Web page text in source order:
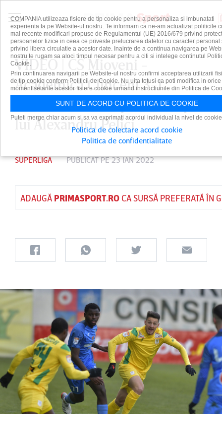
VIDEO | CS Mioveni -
Academica Clinceni 3-1.
Victorie crucială pentru trupa
lui Alexandru Pelici
SUPERLIGA PUBLICAT PE 23 IAN 2022
ADAUGĂ PRIMASPORT.ROCA SURSĂ PREFERATĂ ÎN
COMPANIA utilizeaza fisiere de tip cookie pentru a personaliza si imbunatati
experienta ta pe Website-ul nostru. Te informam ca ne-am actualizat politicile
mai recente modificari propuse de Regulamentul (UE) 2016/679 privind
persoanelor fizice in ceea ce priveste prelucrarea datelor cu caracter personal
privind libera circulatie a acestor date. Inainte de a continua navigarea pe
nostru te rugam sa aloci timpul necesar pentru a citi si intelege continutul
Cookie.
Prin continuarea navigarii pe Website-ul nostru confirmi acceptarea utilizarii
de tip cookie conform Politicii de Cookie. Nu uita totusi ca poti modifica in orice
moment setarile acestor fisiere cookie urmand instructiunile din Politica de
SUNT DE ACORD CU POLITICA DE COOKIE
Puteti merge chiar acum si sa va exprimati acordul individual la nivel de
Politica de colectare acord cookie
Politica de confidentialitate